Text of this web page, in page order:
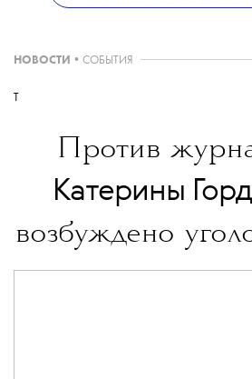
современной культуре — в
НОВОСТИ • СОБЫТИЯ
T
Против
Катерины
возбуждено